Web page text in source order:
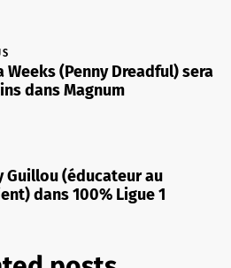
Weeks (Penny Dreadful) sera
dans Magnum
Guillou (éducateur au
dans 100% Ligue 1